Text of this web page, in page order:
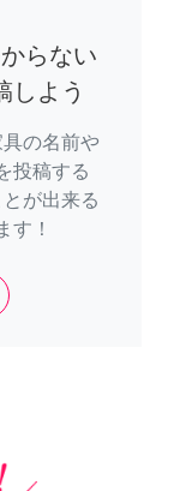
らない
しよう
の名前や
投稿する
が出来る
す！